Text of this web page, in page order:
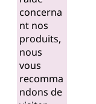
concerna
nt nos
produits,
nous
vous
recomma
ndons de